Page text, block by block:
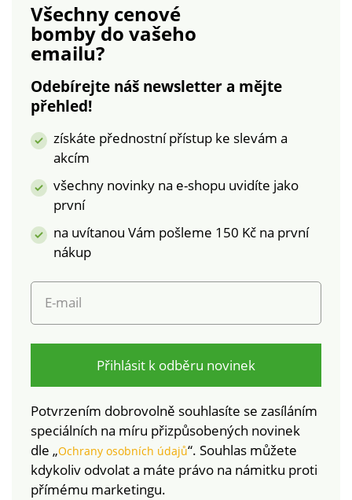
Všechny cenové
bombydo vašeho
emailu?
Odebírejte náš newsletter a mějte
přehled!
získáte přednostní přístup ke slevám a
akcím
všechny novinky na e-shopu uvidíte jako
první
na uvítanou Vám pošleme 150 Kč na první
nákup
E-mail
Přihlásit k odběru novinek
Potvrzením dobrovolně souhlasíte se zasíláním
speciálních na míru přizpůsobených novinek
dle „Ochrany osobních údajů“. Souhlas můžete
kdykoliv odvolat a máte právo na námitku proti
přímému marketingu.